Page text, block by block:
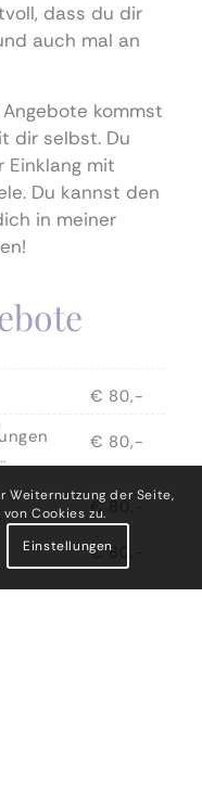
dass du dir
auch mal an
kommst
dir selbst. Du
Einklang mit
Du kannst den
in meiner
€ 80,-
€ 80,-
€ 80,-
€ 80,-
Weiternutzung der Seite,
Cookies zu.
Einstellungen